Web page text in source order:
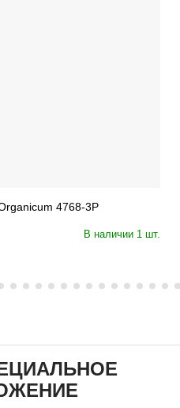
Favourite Organicum 4768-3P
В наличии 1 шт.